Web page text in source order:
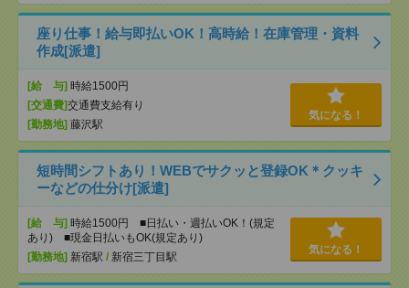
座り仕事！給与即払いOK！高時給！在庫管理・資料
作成[派遣]
[給 与] 時給1500円
[交通費]交通費支給有り
[勤務地] 藤沢駅
気になる！
短時間シフトあり！WEBでサクッと登録OK＊クッキ
ーなどの仕分け[派遣]
[給 与] 時給1500円 ■日払い・週払いOK！(規定
あり) ■現金日払いもOK(規定あり)
[勤務地] 新宿駅 / 新宿三丁目駅
気になる！